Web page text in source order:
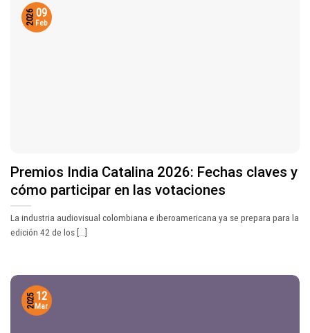
Premios India Catalina 2026: Fechas claves y
cómo participar en las votaciones
La industria audiovisual colombiana e iberoamericana ya se prepara para la
edición 42 de los [...]
09
Feb
2026
12
Mar
2025